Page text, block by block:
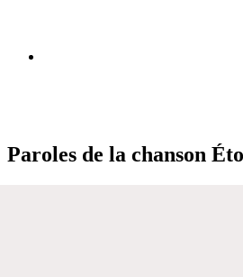
Paroles de la chanson